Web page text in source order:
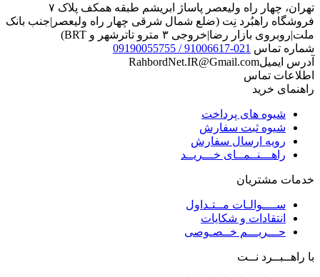
تهران، چهار راه ولیعصر پاساژ ابریشم طبقه همکف پلاک ۷
فروشگاه راهبُرد نِت (ضلع شمال شرقی چهار راه ولیعصر|جنب بانک
ملت|روبروی بازار رضا|خروجی ۳ مترو تاترشهر و BRT)‎‎
شماره تماس 021-91006617 / 09190055755
آدرس ایمیلRahbordNet.IR@Gmail.com
اطلاعات تماس
راهنمای خرید
شیوه های پرداخت
شیوه ثبت سفارش
رویه ارسال سفارش
راهـــنــمــای خـــریــد
خدمات مشتریان
ســــوالـات مــتـداول
انتقادات و شکایات
حـــریـــم خــصـوصی
با راهــبــرد نــت